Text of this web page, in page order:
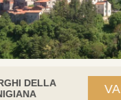
VAI
DELLA